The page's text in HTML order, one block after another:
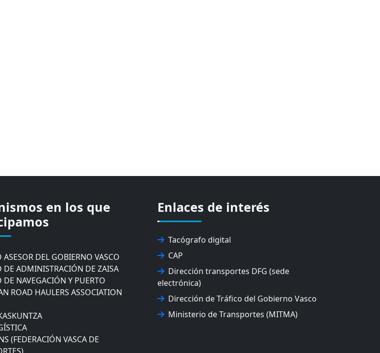
en los que
COMERCIO DE GIPUZKOA
ASESORA DE MOVILIDAD DEL
DE DONOSTIA
ASESOR DEL GOBIERNO VASCO
DE ADMINISTRACIÓN DE ZAISA
DE NAVEGACIÓN Y PUERTO
ROAD HAULERS ASSOCIATION
(FEDERACIÓN VASCA DE
Enlaces de interés
Tacógrafo digital
CAP
Dirección transportes DFG (sede
electrónica)
Dirección de Tráfico del Gobierno Vasco
Ministerio de Transportes (MITMA)